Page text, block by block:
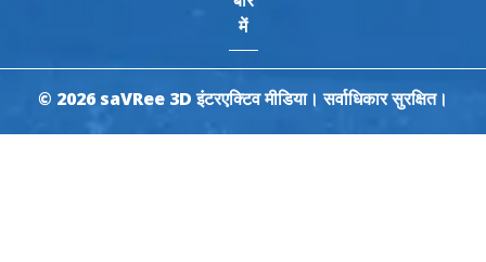
में
© 2026 saVRee 3D इंटरएक्टिव मीडिया। सर्वाधिकार सुरक्षित।